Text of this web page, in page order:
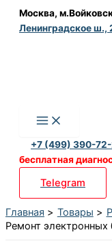
Перейти
Москва,
Ленинградское ш.,
+7 (499) 390-
бесплатная
Telegram
Главная Товары
Ремонт электронных